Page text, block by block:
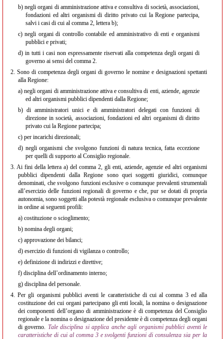
b) negli organi di amministrazione attiva e consultiva di società, associazioni,
fondazioni ed altri organismi di diritto privato cui la Regione partecipa,
salvi i casi di cui al comma 2, lettera b);
c) negli organi di controllo contabile ed amministrativo di enti e organismi
pubblici e privati;
d) in tutti i casi non espressamente riservati alla competenza degli organi di
governo ai sensi del comma 2.
2. Sono di competenza degli organi di governo le nomine e designazioni spettanti
alla Regione:
a) negli organi di amministrazione attiva e consultiva di enti, aziende, agenzie
ed altri organismi pubblici dipendenti dalla Regione;
b) di amministratori unici e di amministratori delegati con funzioni di
direzione in società, associazioni, fondazioni ed altri organismi di diritto
privato cui la Regione partecipa;
c) per incarichi direzionali;
d) negli organismi che svolgono funzioni di natura tecnica, fatta eccezione
per quelli di supporto al Consiglio regionale.
3. Ai fini della lettera a) del comma 2, gli enti, aziende, agenzie ed altri organismi
pubblici dipendenti dalla Regione sono quei soggetti giuridici, comunque
denominati, che svolgono funzioni esclusive o comunque prevalenti strumentali
all’esercizio delle funzioni regionali di governo e che, pur se dotati di propria
autonomia, sono soggetti alla potestà regionale esclusiva o comunque prevalente
in ordine ai seguenti profili:
a) costituzione o scioglimento;
b) nomina degli organi;
c) approvazione dei bilanci;
d) esercizio di funzioni di vigilanza o controllo;
e) definizione di indirizzi e direttive;
f) disciplina dell’ordinamento interno;
g) disciplina del personale.
4.Per gli organismi pubblici aventi le caratteristiche di cui al comma 3 ed alla
costituzione dei cui organi partecipano gli enti locali, la nomina o designazione
dei componenti dell’organo di amministrazione è di competenza del Consiglio
regionale e la nomina o designazione del presidente è di competenza degli organi
di governo. Tale disciplina si applica anche agli organismi pubblici aventi le
caratteristiche di cui al comma 3 e svolgenti funzioni di consulenza sia per la